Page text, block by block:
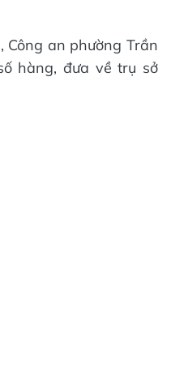
Công an phường Trần
hàng, đưa về trụ sở